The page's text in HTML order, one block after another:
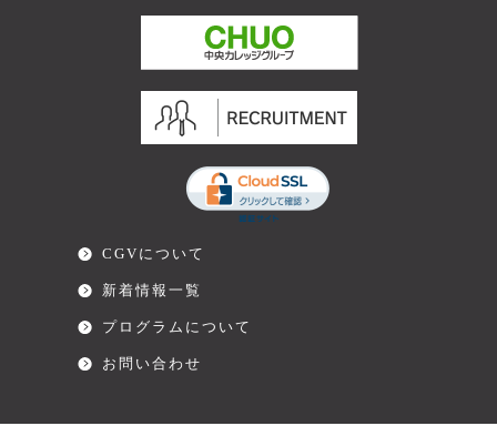
CGVについて
新着情報一覧
プログラムについて
お問い合わせ